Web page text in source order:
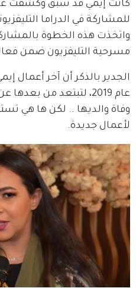
كانت إيمي قد سبق وكشفت
للمشاركة في الدراما
واتخذت هذه الخطوة
مسرحية التليفزيون ضمن
الجدير بالذكر أن آخر أعمال
عام 2019، لتبتعد من
وفاة والديها .. لكن ها هي
لأعمال جديدة.